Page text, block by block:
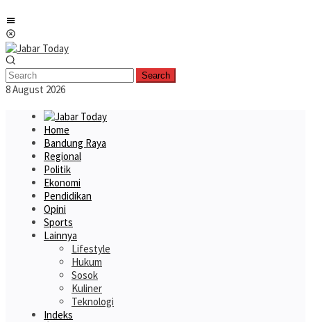
to
content
Search
8 August 2026
Home
Bandung Raya
Regional
Politik
Ekonomi
Pendidikan
Opini
Sports
Lainnya
Lifestyle
Hukum
Sosok
Kuliner
Teknologi
Indeks